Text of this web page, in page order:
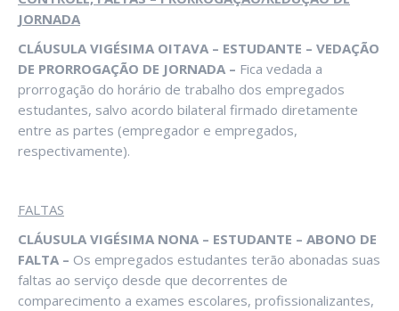
JORNADA
CLÁUSULA VIGÉSIMA OITAVA – ESTUDANTE – VEDAÇÃO
DE PRORROGAÇÃO DE JORNADA – Fica vedada a
prorrogação do horário de trabalho dos empregados
estudantes, salvo acordo bilateral firmado diretamente
entre as partes (empregador e empregados,
respectivamente).
FALTAS
CLÁUSULA VIGÉSIMA NONA – ESTUDANTE – ABONO DE
FALTA – Os empregados estudantes terão abonadas suas
faltas ao serviço desde que decorrentes de
comparecimento a exames escolares, profissionalizantes,